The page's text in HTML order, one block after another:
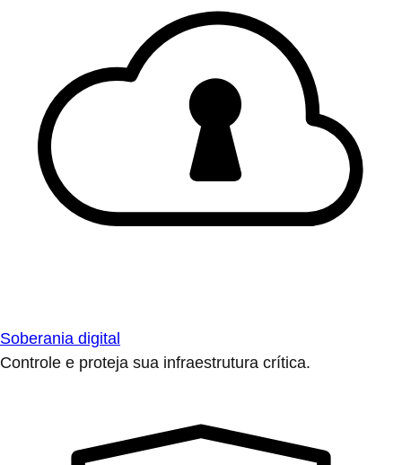
Soberania digital
Controle e proteja sua infraestrutura crítica.